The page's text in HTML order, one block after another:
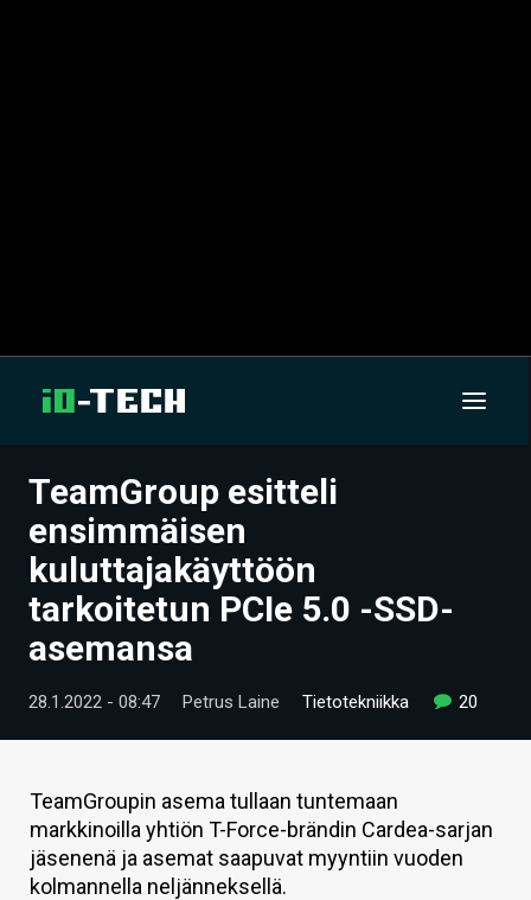
UUTISET
ARTIKKELIT
VIDEOT
TECHBBS
TIETOA
KAUPPA
VAIHDA TEEMA
TeamGroup esitteli
ensimmäisen
kuluttajakäyttöön
tarkoitetun PCIe 5.0 -SSD-
asemansa
28.1.2022 - 08:47 Petrus Laine Tietotekniikka 20
TeamGroupin asema tullaan tuntemaan
markkinoilla yhtiön T-Force-brändin Cardea-sarjan
jäsenenä ja asemat saapuvat myyntiin vuoden
kolmannella neljänneksellä.